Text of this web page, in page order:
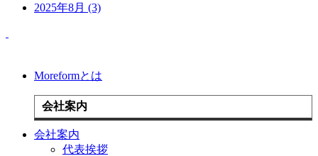
2025年8月 (3)
Moreformとは
会社案内
会社案内
代表挨拶